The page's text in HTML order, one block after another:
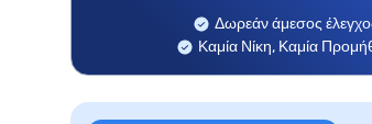
Δωρεάν άμεσος
Καμία Νίκη, Καμία